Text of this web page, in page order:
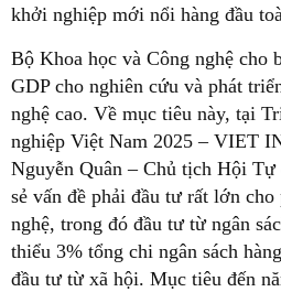
khởi nghiệp mới nổi hàng đầu
Bộ Khoa học và Công nghệ cho
GDP cho nghiên cứu và phát
nghệ cao. Về mục tiêu này, tại
nghiệp Việt Nam 2025 – VIET
Nguyễn Quân – Chủ tịch Hội
sẻ vấn đề phải đầu tư rất lớn
nghệ, trong đó đầu tư từ ngân
thiểu 3% tổng chi ngân sách
đầu tư từ xã hội. Mục tiêu đến